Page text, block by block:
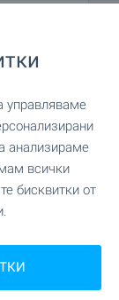
управляваме
анализираме
всички
бисквитки от